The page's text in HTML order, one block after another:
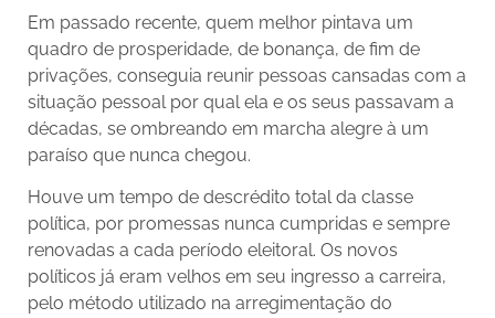
Em passado recente, quem melhor pintava um
quadro de prosperidade, de bonança, de fim de
privações, conseguia reunir pessoas cansadas com a
situação pessoal por qual ela e os seus passavam a
décadas, se ombreando em marcha alegre à um
paraíso que nunca chegou.
Houve um tempo de descrédito total da classe
política, por promessas nunca cumpridas e sempre
renovadas a cada período eleitoral. Os novos
políticos já eram velhos em seu ingresso a carreira,
pelo método utilizado na arregimentação do